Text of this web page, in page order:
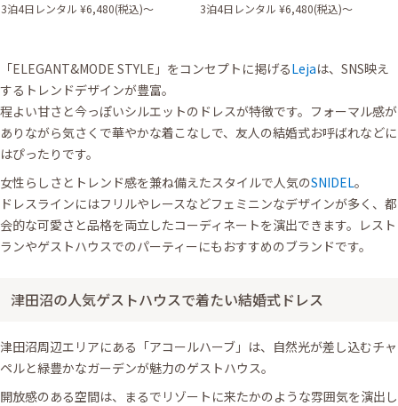
3泊4日レンタル ¥6,480(税込)〜
3泊4日レンタル ¥6,480(税込)〜
「ELEGANT&MODE STYLE」をコンセプトに掲げるLejaは、SNS映え
するトレンドデザインが豊富。
程よい甘さと今っぽいシルエットのドレスが特徴です。フォーマル感が
ありながら気さくで華やかな着こなしで、友人の結婚式お呼ばれなどに
はぴったりです。
女性らしさとトレンド感を兼ね備えたスタイルで人気のSNIDEL。
ドレスラインにはフリルやレースなどフェミニンなデザインが多く、都
会的な可愛さと品格を両立したコーディネートを演出できます。レスト
ランやゲストハウスでのパーティーにもおすすめのブランドです。
津田沼の人気ゲストハウスで着たい結婚式ドレス
津田沼周辺エリアにある「アコールハーブ」は、自然光が差し込むチャ
ペルと緑豊かなガーデンが魅力のゲストハウス。
開放感のある空間は、まるでリゾートに来たかのような雰囲気を演出し